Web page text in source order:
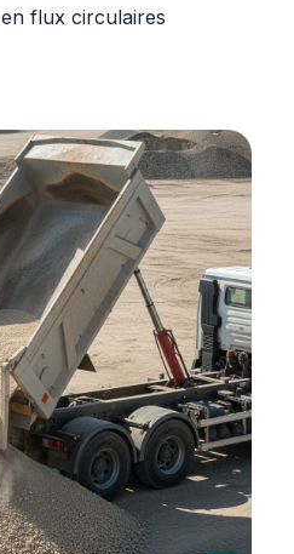
flux circulaires